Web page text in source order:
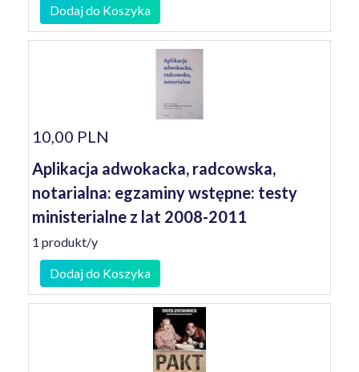
Dodaj do Koszyka
10,00 PLN
Aplikacja adwokacka, radcowska,
notarialna: egzaminy wstępne: testy
ministerialne z lat 2008-2011
1 produkt/y
Dodaj do Koszyka